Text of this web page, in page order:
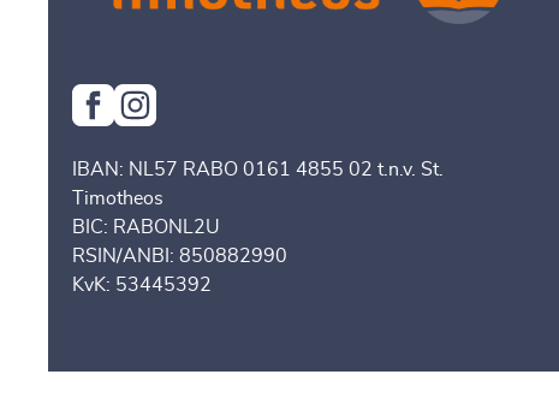
IBAN: NL57 RABO 0161 4855 02 t.n.v. St.
Timotheos
BIC: RABONL2U
RSIN/ANBI: 850882990
KvK: 53445392